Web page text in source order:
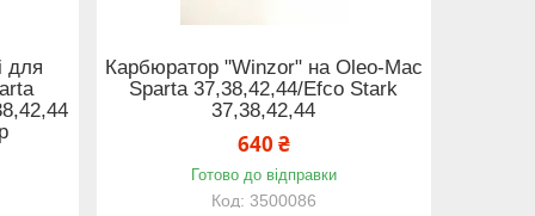
для
Карбюратор "Winzor" на Oleo-Mac
Sparta 37,38,42,44/Efco Stark
37,38,42,44
640 ₴
Готово до відправки
3500086